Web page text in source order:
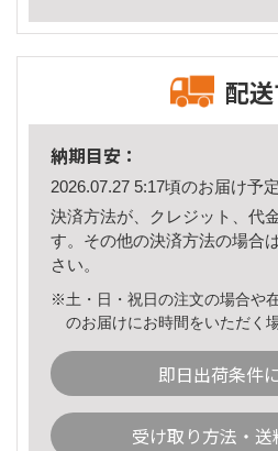
配
納期目安：
2026.07.27 5:17頃のお届け予定
決済方法が、クレジット、代
す。その他の決済方法の場合
さい。
※土・日・祝日の注文の場合や
のお届けにお時間をいただく
即日出荷条件
受け取り方法・送